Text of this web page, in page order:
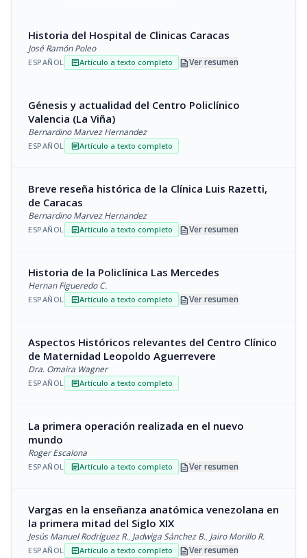
Historia del Hospital de Clinicas Caracas
José Ramón Poleo
ESPAÑOL articleArtículo a texto completo descriptionVer resumen
Génesis y actualidad del Centro Policlínico
Valencia (La Viña)
Bernardino Marvez Hernandez
ESPAÑOL articleArtículo a texto completo
Breve reseña histórica de la Clínica Luis Razetti,
de Caracas
Bernardino Marvez Hernandez
ESPAÑOL articleArtículo a texto completo descriptionVer resumen
Historia de la Policlínica Las Mercedes
Hernan Figueredo C.
ESPAÑOL articleArtículo a texto completo descriptionVer resumen
Aspectos Históricos relevantes del Centro Clínico
de Maternidad Leopoldo Aguerrevere
Dra. Omaira Wagner
ESPAÑOL articleArtículo a texto completo
La primera operación realizada en el nuevo
mundo
Roger Escalona
ESPAÑOL articleArtículo a texto completo descriptionVer resumen
Vargas en la enseñanza anatómica venezolana en
la primera mitad del Siglo XIX
Jesús Manuel Rodríguez R., Jadwiga Sánchez B., Jairo Morillo R.
ESPAÑOL articleArtículo a texto completo descriptionVer resumen